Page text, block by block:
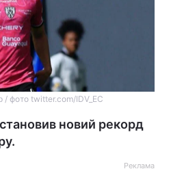
/ фото twitter.com/IDV_EC
новий рекорд
Реклама